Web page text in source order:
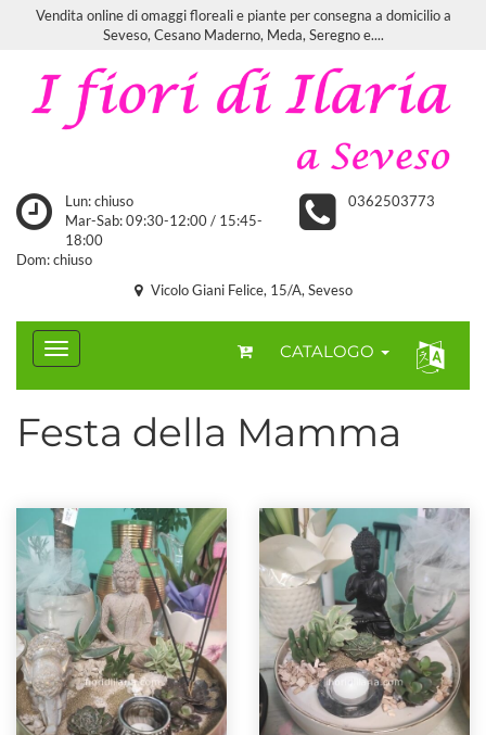
Vendita online di omaggi floreali e piante per consegna a domicilio a
Seveso, Cesano Maderno, Meda, Seregno e....
Lun: chiuso
Mar-Sab: 09:30-12:00 / 15:45-
18:00
Dom: chiuso
0362503773
Vicolo Giani Felice, 15/A, Seveso
CATALOGO
Festa della Mamma